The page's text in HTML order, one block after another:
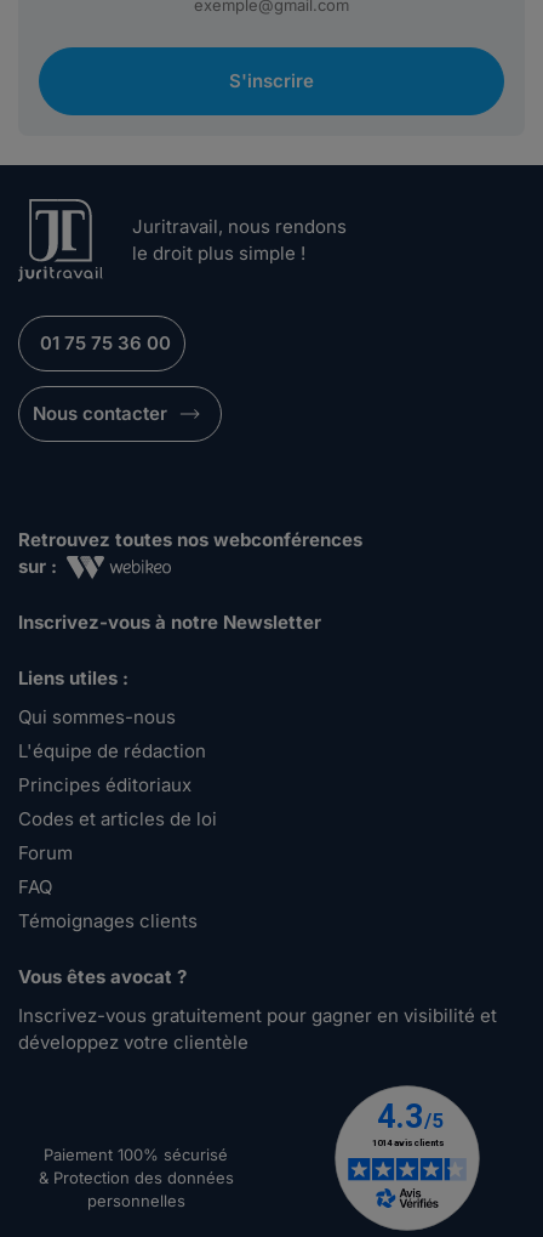
S'inscrire
Juritravail, nous rendons
le droit plus simple !
01 75 75 36 00
Nous contacter
Retrouvez toutes nos webconférences
sur :
Inscrivez-vous à notre Newsletter
Liens utiles :
Qui sommes-nous
L'équipe de rédaction
Principes éditoriaux
Codes et articles de loi
Forum
FAQ
Témoignages clients
Vous êtes avocat ?
Inscrivez-vous gratuitement pour gagner en visibilité et
développez votre clientèle
Paiement 100% sécurisé
& Protection des données
personnelles